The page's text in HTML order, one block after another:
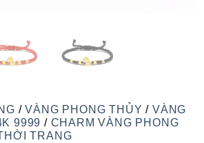
/ VÀNG PHONG THỦY / VÀNG
9999 / CHARM VÀNG PHONG
TRANG